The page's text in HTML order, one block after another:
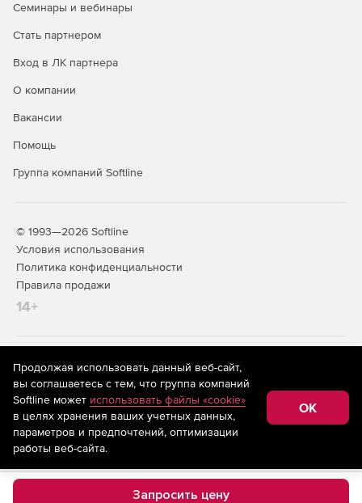
Запросить цену
Семинары и вебинары
Стать партнером
Вход в ЛК партнера
О компании
Вакансии
Помощь
Группа компаний Softline
© 1993—2026 Softline
Условия использования
Политика конфиденциальности
Правила продажи
14+
На информационном ресурсе store.softline.ru применяются
рекомендательные технологии
(информационные технологии
предоставления информации на основе сбора,
систематизации и анализа сведений, относящихся к
предпочтениям пользователей сети «Интернет»,
находящихся на территории Российской Федерации)
Продолжая использовать данный веб-сайт,
вы соглашаетесь с тем, что группа компаний
Softline может использовать файлы «cookie»
в целях хранения ваших учетных данных,
параметров и предпочтений, оптимизации
работы веб-сайта.
OK